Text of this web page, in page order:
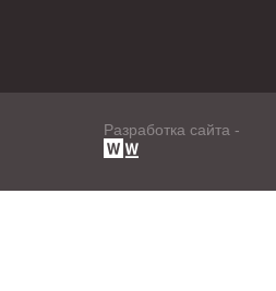
Разработка сайта -